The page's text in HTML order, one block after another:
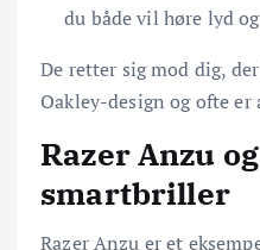
du både vil høre lyd
De retter sig mod dig,
Oakley-design og ofte
Razer Anzu
smartbriller
Razer Anzu er et